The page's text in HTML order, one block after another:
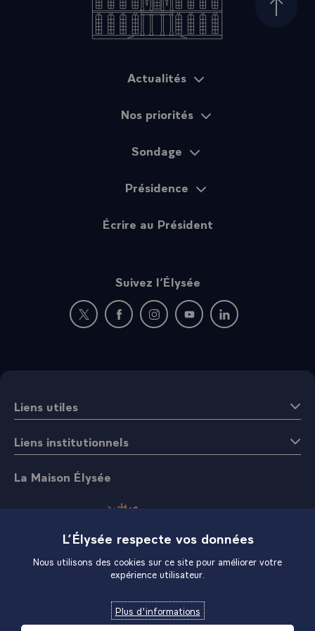
Haut
Actualités
Nos priorités
Sondage
Présidence
Écrire au Président
Suivez l’Élysée
Nouvelle fenêtre : rejoignez-nous sur Twitter
Nouvelle fenêtre : rejoignez-nous sur
Nouvelle fenêtre : rejoignez-nous
Nouvelle fenêtre :
Nouvelle fenêtre :
Liens utiles
Liens institutionnels
La Maison Élysée
L’Élysée respecte vos données
Nous utilisons des cookies sur ce site pour améliorer votre
expérience utilisateur.
Plus d'informations